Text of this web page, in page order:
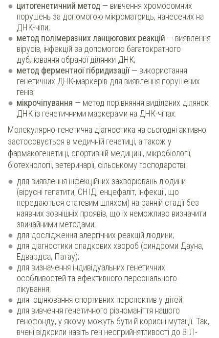
цитогенетичний метод — вивчення хромосомних
порушень за допомогою мікроматриць, нанесених на
ДНК-чіпи;
метод полімеразних ланцюгових реакцій — виявлення
вірусів, інфекцій за допомогою багатократного
дублювання обраної ділянки ДНК;
метод ферментної гібридизації— використання
генетичних ДНК-маркерів для виявлення порушених
генів;
мікрочіпування — метод порівняння виділених ділянок
ДНК із генетичними маркерами на ДНК-чіпах.
Молекулярно-генетична діагностика на сьогодні активно
застосовується в медичній генетиці, а також у
фармакогенетиці, спортивній медицині, мікробіології,
біотехнології, ветеринарії, сільському господарстві:
для виявлення інфекційних захворювань людини
(вірусні гепатити, СНІД, енцефаліт, інфекції, що
передаються статевим шляхом) на ранній стадії без
наявних зовнішніх проявів, що їх неможливо визначити
звичайними методами;
для дослідження алергічних реакцій людини;
для діагностики спадкових хвороб (синдроми Дауна,
Едвардса, Патау);
для визначення індивідуальних генетичних
особливостей та ефективного персонального
лікування;
для оцінювання спортивних перспектив у дітей;
для вивчення генетичного різноманіття нашого
генофонду, у якому можуть бути й корисні мутації. Так,
вчені відкрили навіть ген несприйнятливості до ВІЛ-